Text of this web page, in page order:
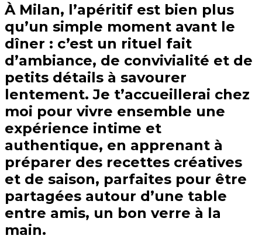
À Milan, l’apéritif est bien plus
qu’un simple moment avant le
dîner : c’est un rituel fait
d’ambiance, de convivialité et de
petits détails à savourer
lentement. Je t’accueillerai chez
moi pour vivre ensemble une
expérience intime et
authentique, en apprenant à
préparer des recettes créatives
et de saison, parfaites pour être
partagées autour d’une table
entre amis, un bon verre à la
main.